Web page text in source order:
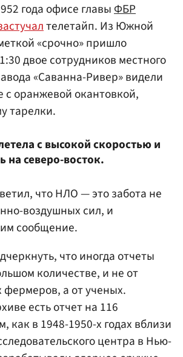
года офисе главыФБР
телетайп. Из Южной
«срочно» пришло
двое сотрудников местного
«Саванна-Ривер» видели
с оранжевой окантовкой,
тарелки.
с высокой скоростью и
на северо-восток.
что НЛО — это забота не
воздушных сил, и
сообщение.
что иногда отчеты
количестве, и не от
фермеров, а от ученых.
есть отчет на 116
как в 1948-1950-х годах вблизи
центра в Нью-